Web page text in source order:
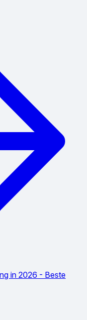
in 2026 - Beste